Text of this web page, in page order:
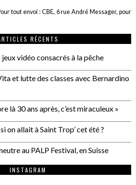
tout envoi : CBE, 6 rue André Messager, pour
RÉCENTS
vidéo consacrés à la pêche
et lutte des classes avec Bernardino
là 30 ans après, c’est miraculeux »
on allait à Saint Trop’ cet été ?
au PALP Festival, en Suisse
INSTAGRAM